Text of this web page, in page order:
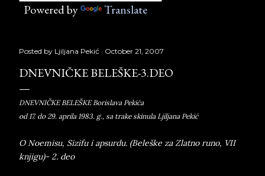
Powered by Translate
Posted by Ljiljana Pekić October 21, 2007
DNEVNIČKE BELEŠKE-3.DEO
DNEVNIČKE BELEŠKE Borislava Pekića
od 17. do 29. aprila 1983. g., sa trake skinula Ljiljana Pekić
O Noemisu, Sizifu i apsurdu. (Beleške za Zlatno runo, VII
knjigu)- 2. deo